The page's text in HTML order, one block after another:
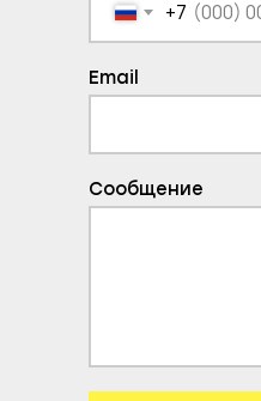
+7
Email
Сообщение
Telegram
VC.ru